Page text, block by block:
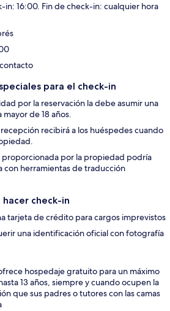
in: 16:00. Fin de check-in: cualquier hora
para el check-in
por la reservación la debe asumir una
de 18 años.
recibirá a los huéspedes cuando
proporcionada por la propiedad podría
con herramientas de traducción
hacer check-in
tarjeta de crédito para cargos imprevistos
una identificación oficial con fotografía
hospedaje gratuito para un máximo
13 años, siempre y cuando ocupen la
que sus padres o tutores con las camas